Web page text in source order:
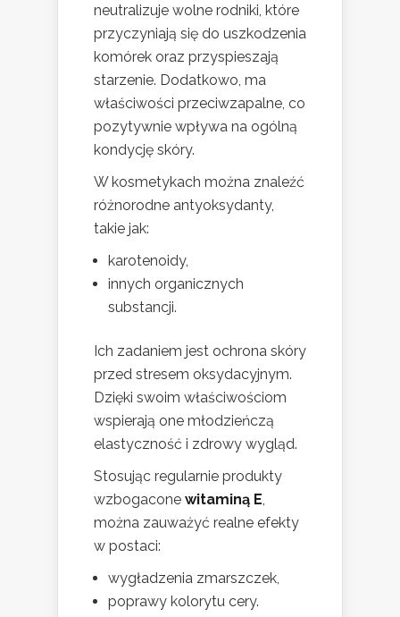
neutralizuje wolne rodniki, które
przyczyniają się do uszkodzenia
komórek oraz przyspieszają
starzenie. Dodatkowo, ma
właściwości przeciwzapalne, co
pozytywnie wpływa na ogólną
kondycję skóry.
W kosmetykach można znaleźć
różnorodne antyoksydanty,
takie jak:
karotenoidy,
innych organicznych
substancji.
Ich zadaniem jest ochrona skóry
przed stresem oksydacyjnym.
Dzięki swoim właściwościom
wspierają one młodzieńczą
elastyczność i zdrowy wygląd.
Stosując regularnie produkty
wzbogacone witaminą E,
można zauważyć realne efekty
w postaci:
wygładzenia zmarszczek,
poprawy kolorytu cery.